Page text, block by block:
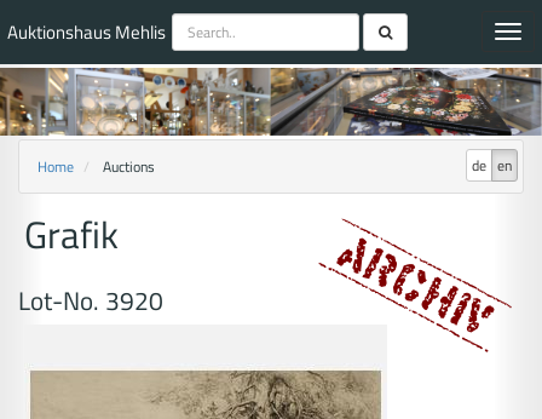
Auktionshaus Mehlis
de en
Home Auctions
Grafik
Lot-No. 3920